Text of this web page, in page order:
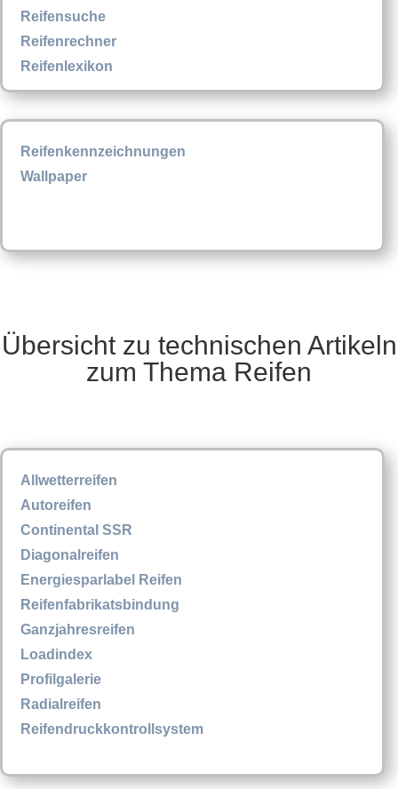
Reifensuche
Reifenrechner
Reifenlexikon
Reifenkennzeichnungen
Wallpaper
Übersicht zu technischen Artikeln
zum Thema Reifen
Allwetterreifen
Autoreifen
Continental SSR
Diagonalreifen
Energiesparlabel Reifen
Reifenfabrikatsbindung
Ganzjahresreifen
Loadindex
Profilgalerie
Radialreifen
Reifendruckkontrollsystem